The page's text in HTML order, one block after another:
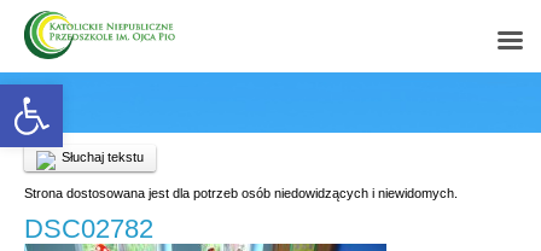
Open toolbar
Słuchaj tekstu
Strona dostosowana jest dla potrzeb osób niedowidzących i niewidomych.
DSC02782